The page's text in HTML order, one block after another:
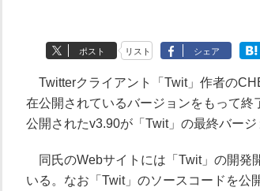
ポスト リスト シェア
Twitterクライアント「Twit」作者の
在公開されているバージョンをもって
公開されたv3.90が「Twit」の最終バージ
同氏のWebサイトには「Twit」の開発
いる。なお「Twit」のソースコードを公